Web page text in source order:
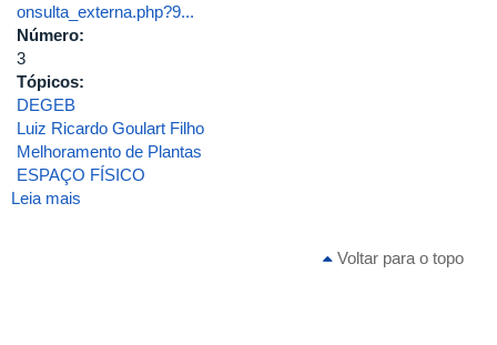
onsulta_externa.php?9...
Número:
3
Tópicos:
DEGEB
Luiz Ricardo Goulart Filho
Melhoramento de Plantas
ESPAÇO FÍSICO
Leia mais
Voltar para o topo